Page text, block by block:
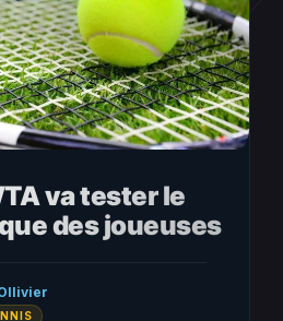
va tester le
des joueuses